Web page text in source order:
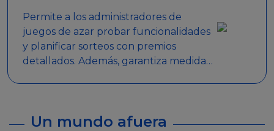
Permite a los administradores de
juegos de azar probar funcionalidades
y planificar sorteos con premios
detallados. Además, garantiza medidas
Un mundo afuera